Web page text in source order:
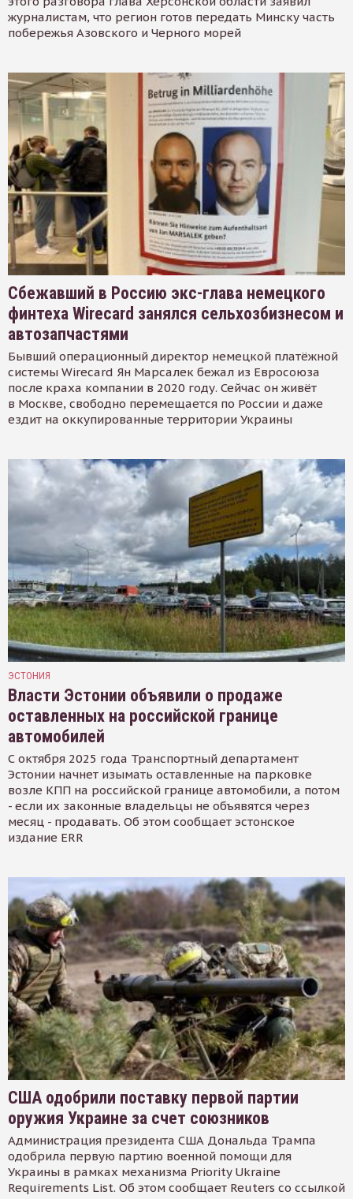
журналистам, что регион готов передать Минску часть
побережья Азовского и Черного морей
Сбежавший в Россию экс-глава немецкого
финтеха Wirecard занялся сельхозбизнесом и
автозапчастями
Бывший операционный директор немецкой платёжной
системы Wirecard Ян Марсалек бежал из Евросоюза
после краха компании в 2020 году. Сейчас он живёт
в Москве, свободно перемещается по России и даже
ездит на оккупированные территории Украины
ЭСТОНИЯ
Власти Эстонии объявили о продаже
оставленных на российской границе
автомобилей
С октября 2025 года Транспортный департамент
Эстонии начнет изымать оставленные на парковке
возле КПП на российской границе автомобили, а потом
- если их законные владельцы не объявятся через
месяц - продавать. Об этом сообщает эстонское
издание ERR
США одобрили поставку первой партии
оружия Украине за счет союзников
Администрация президента США Дональда Трампа
одобрила первую партию военной помощи для
Украины в рамках механизма Priority Ukraine
Requirements List. Об этом сообщает Reuters со ссылкой